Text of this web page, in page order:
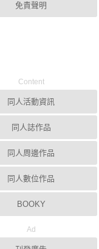
免責聲明
Content
同人活動資訊
同人誌作品
同人周邊作品
同人數位作品
BOOKY
Ad